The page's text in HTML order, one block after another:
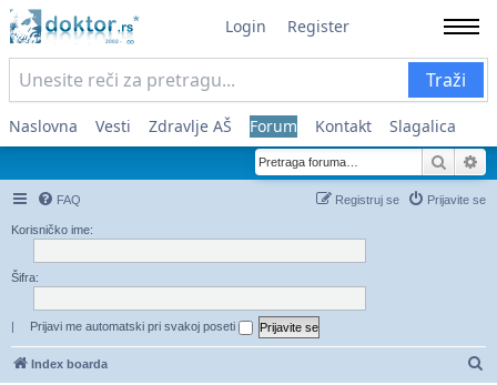
Login Register
Traži
Naslovna Vesti Zdravlje AŠ Forum Kontakt Slagalica
FAQ Prijavite se
Registruj se
Korisničko ime:
Šifra:
| Prijavi me automatski pri svakoj poseti
Index boarda